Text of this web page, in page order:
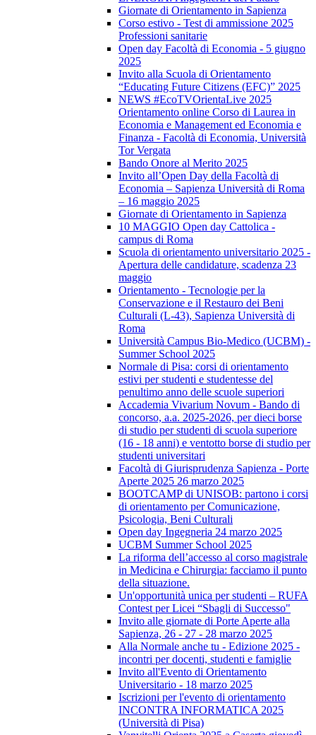
Giornate di Orientamento in Sapienza
Corso estivo - Test di ammissione 2025
Professioni sanitarie
Open day Facoltà di Economia - 5 giugno
2025
Invito alla Scuola di Orientamento
“Educating Future Citizens (EFC)” 2025
NEWS #EcoTVOrientaLive 2025
Orientamento online Corso di Laurea in
Economia e Management ed Economia e
Finanza - Facoltà di Economia, Università
Tor Vergata
Bando Onore al Merito 2025
Invito all’Open Day della Facoltà di
Economia – Sapienza Università di Roma
– 16 maggio 2025
Giornate di Orientamento in Sapienza
10 MAGGIO Open day Cattolica -
campus di Roma
Scuola di orientamento universitario 2025 -
Apertura delle candidature, scadenza 23
maggio
Orientamento - Tecnologie per la
Conservazione e il Restauro dei Beni
Culturali (L-43), Sapienza Università di
Roma
Università Campus Bio-Medico (UCBM) -
Summer School 2025
Normale di Pisa: corsi di orientamento
estivi per studenti e studentesse del
penultimo anno delle scuole superiori
Accademia Vivarium Novum - Bando di
concorso, a.a. 2025-2026, per dieci borse
di studio per studenti di scuola superiore
(16 - 18 anni) e ventotto borse di studio per
studenti universitari
Facoltà di Giurisprudenza Sapienza - Porte
Aperte 2025 26 marzo 2025
BOOTCAMP di UNISOB: partono i corsi
di orientamento per Comunicazione,
Psicologia, Beni Culturali
Open day Ingegneria 24 marzo 2025
UCBM Summer School 2025
La riforma dell’accesso al corso magistrale
in Medicina e Chirurgia: facciamo il punto
della situazione.
Un'opportunità unica per studenti – RUFA
Contest per Licei “Sbagli di Successo"
Invito alle giornate di Porte Aperte alla
Sapienza, 26 - 27 - 28 marzo 2025
Alla Normale anche tu - Edizione 2025 -
incontri per docenti, studenti e famiglie
Invito all'Evento di Orientamento
Universitario - 18 marzo 2025
Iscrizioni per l'evento di orientamento
INCONTRA INFORMATICA 2025
(Università di Pisa)